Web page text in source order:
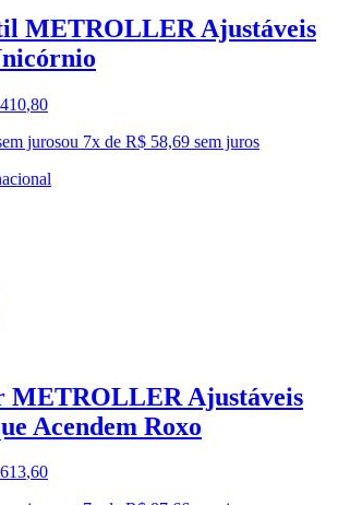
METROLLER Ajustáveis
410,80
jurosou 7x de R$ 58,69 sem juros
METROLLER Ajustáveis
Acendem Roxo
613,60